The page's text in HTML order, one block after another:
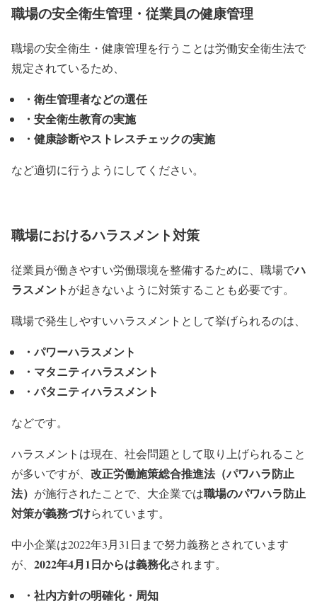
職場の安全衛生管理・従業員の健康管理
職場の安全衛生・健康管理を行うことは労働安全衛生法で
規定されているため、
・衛生管理者などの選任
・安全衛生教育の実施
・健康診断やストレスチェックの実施
など適切に行うようにしてください。
職場におけるハラスメント対策
従業員が働きやすい労働環境を整備するために、職場でハ
ラスメントが起きないように対策することも必要です。
職場で発生しやすいハラスメントとして挙げられるのは、
・パワーハラスメント
・マタニティハラスメント
・パタニティハラスメント
などです。
ハラスメントは現在、社会問題として取り上げられること
が多いですが、 改正労働施策総合推進法（パワハラ防止
法） が施行されたことで、大企業では職場のパワハラ防止
対策が義務づけられています。
中小企業は2022年3月31日まで努力義務とされています
が、 2022年4月1日からは義務化されます。
・社内方針の明確化・周知